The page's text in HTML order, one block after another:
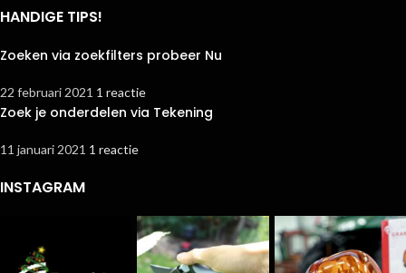
HANDIGE TIPS!
Zoeken via zoekfilters probeer Nu
22 februari 2021 1 reactie
Zoek je onderdelen via Tekening
11 januari 2021 1 reactie
INSTAGRAM